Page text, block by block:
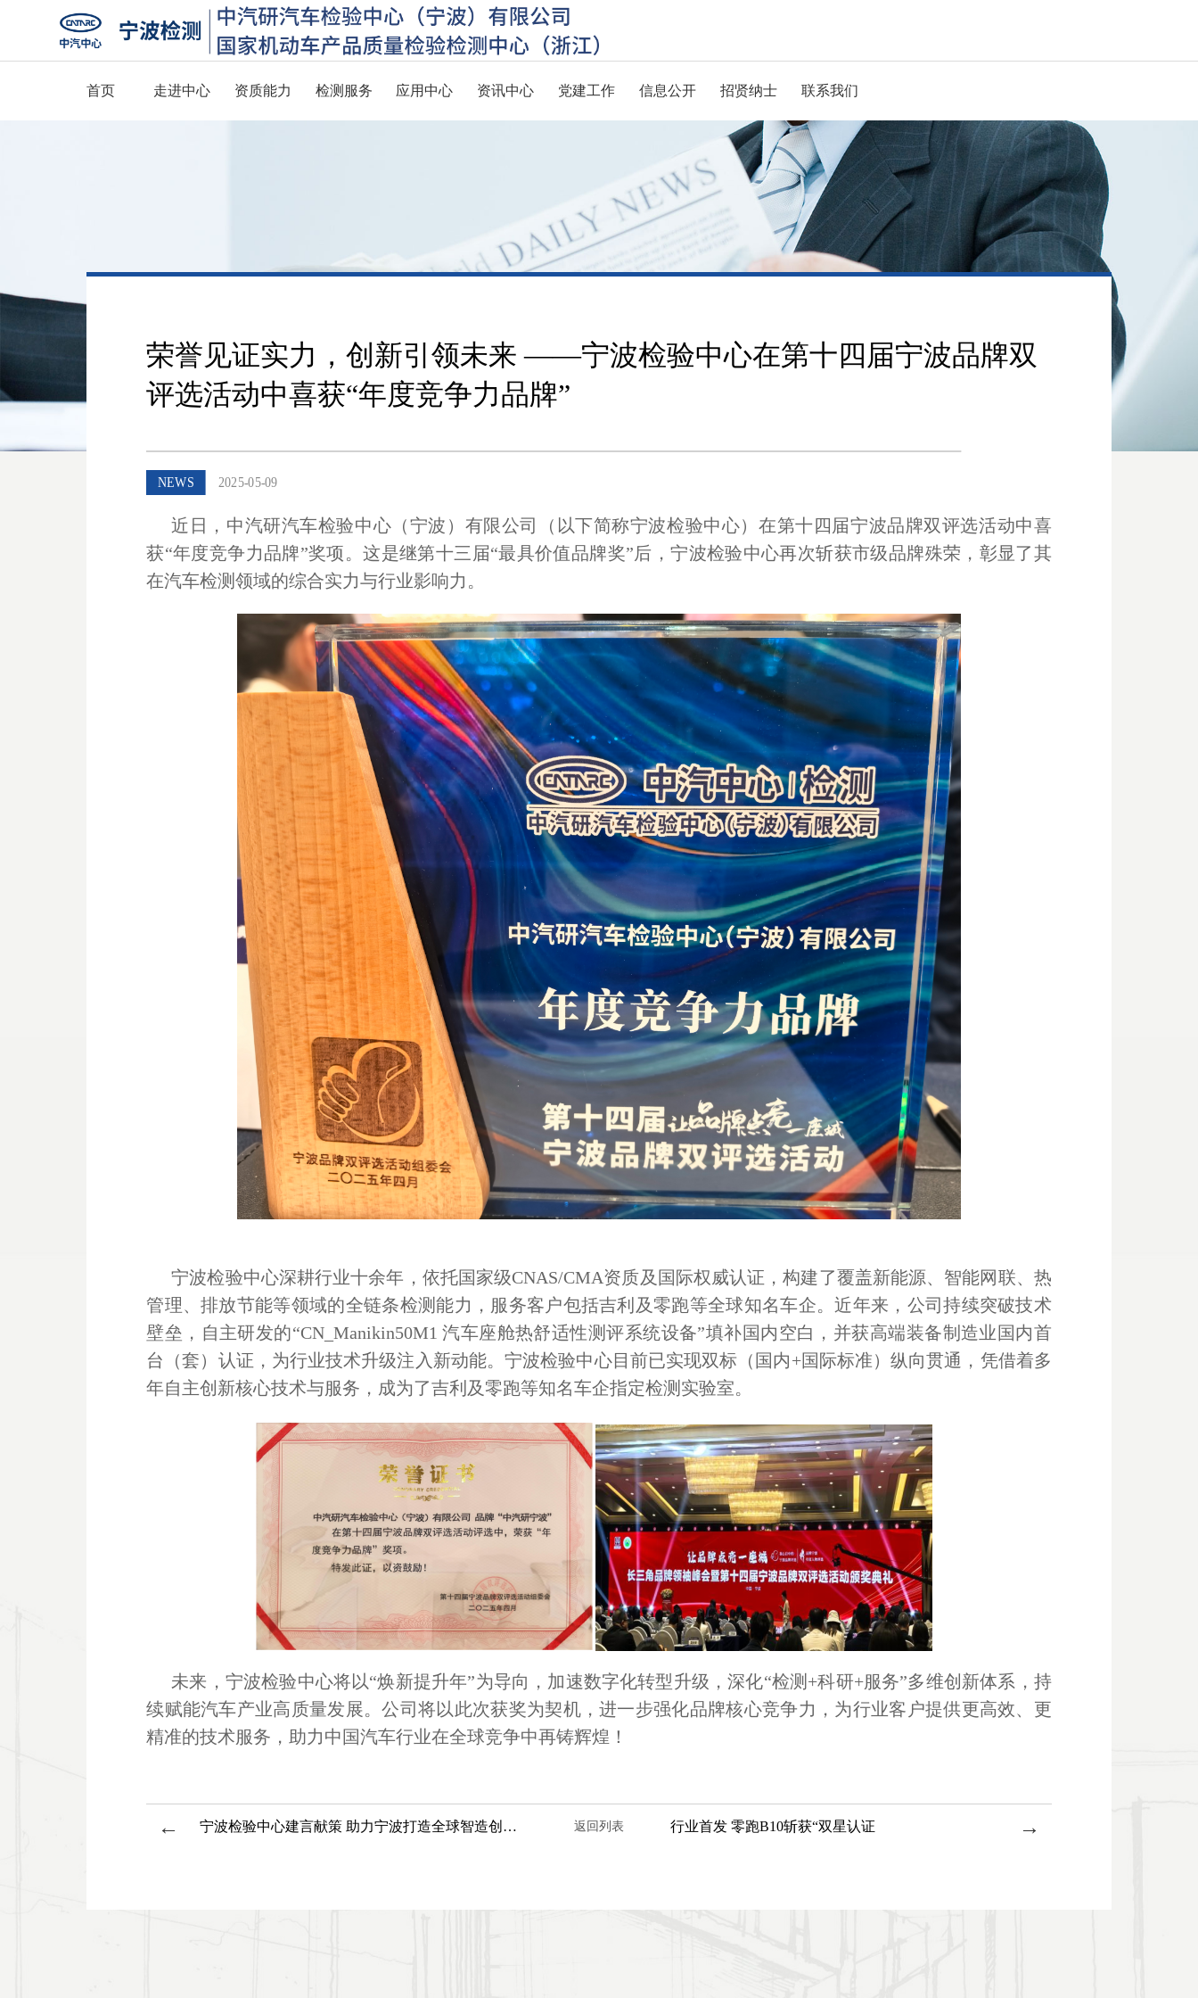
首页 走进中心 资质能力 检测服务 应用中心 资讯中心 党建工作 信息公开 招贤纳士 联系我们
荣誉见证实力，创新引领未来 ——宁波检验中心在第十四届宁波品牌双
评选活动中喜获“年度竞争力品牌”
NEWS 2025-05-09
近日， 中汽研汽车检验中心（宁波）有限公司（以下简称宁波检验中心）在第十 四 届宁波品牌双评选活动中喜
获“年度竞争力品牌”奖项。这是继第十三届“最具价值品牌奖”后，宁波检验中心再次斩获市级品牌殊荣，彰显了其
在汽车检测领域的综合实力与行业影响力。
宁波检验中心深耕行业十余年，依托国家级CNAS/CMA资质及国际权威认证，构建了覆盖新能源、智能网联、热
管理、排放节能等领域的全链条检测能力，服务客户包括吉利及零跑等全球知名车企。近年来，公司持续突破技术
壁垒，自主研发的“CN_Manikin50M1 汽车座舱热舒适性测评系统设备”填补国内空白，并获高端装备制造业国内首
台（套）认证，为行业技术升级注入新动能。宁波检验中心目前已实现双标（国内+国际标准）纵向贯通，凭借着多
年自主创新核心技术与服务，成为了吉利及零跑等知名车企指定检测实验室。
未来，宁波检验中心将以“焕新提升年”为导向，加速数字化转型升级，深化“检测+科研+服务”多维创新体系，持
续赋能汽车产业高质量发展。公司将以此次获奖为契机，进一步强化品牌核心竞争力，为行业客户提供更高效、更
精准的技术服务，助力中国汽车行业在全球竞争中再铸辉煌！
← 宁波检验中心建言献策 助力宁波打造全球智造创新之都 返回列表 行业首发 零跑B10斩获“双星认证 →